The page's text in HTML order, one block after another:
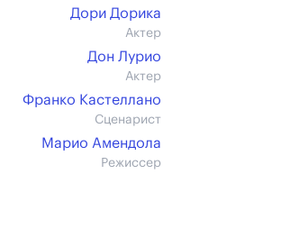
Дори Дорика
Актер
Дон Лурио
Актер
Франко Кастеллано
Сценарист
Марио Амендола
Режиссер